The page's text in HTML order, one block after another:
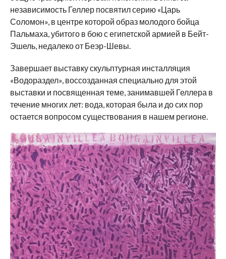
независимость Геллер посвятил серию «Царь
Соломон», в центре которой образ молодого бойца
Пальмаха, убитого в бою с египетской армией в Бейт-
Эшель, недалеко от Беэр-Шевы.
Завершает выставку скульптурная инсталляция
«Водораздел», воссозданная специально для этой
выставки и посвященная теме, занимавшей Геллера в
течение многих лет: вода, которая была и до сих пор
остается вопросом существования в нашем регионе.